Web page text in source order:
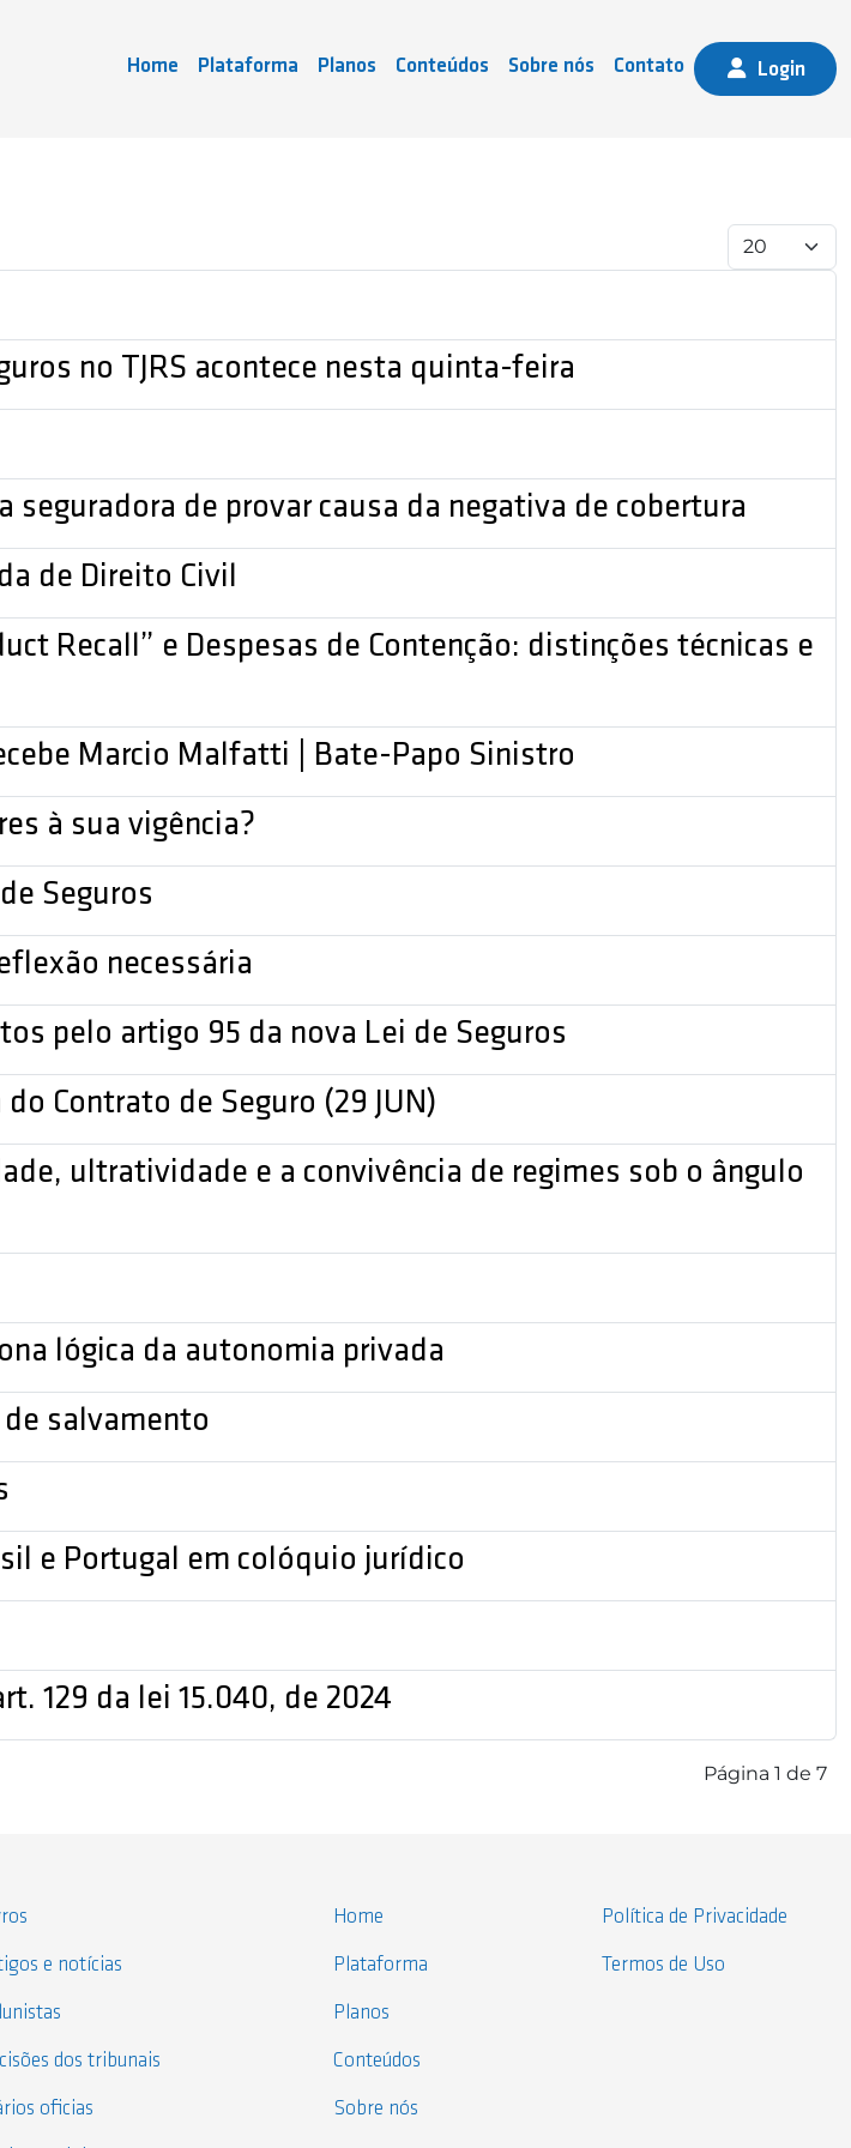
Home Plataforma Planos Conteúdos Sobre nós Contato Login
Mostrar
no TJRS acontece nesta quinta-feira
seguradora de provar causa da negativa de cobertura
de Direito Civil
Recall” e Despesas de Contenção: distinções técnicas e
Marcio Malfatti | Bate-Papo Sinistro
à sua vigência?
Seguros
necessária
pelo artigo 95 da nova Lei de Seguros
Contrato de Seguro (29 JUN)
ultratividade e a convivência de regimes sob o ângulo
lógica da autonomia privada
salvamento
e Portugal em colóquio jurídico
129 da lei 15.040, de 2024
Página 1 de 7
e notícias
dos tribunais
oficias
Home
Plataforma
Planos
Conteúdos
Sobre nós
Política de Privacidade
Termos de Uso